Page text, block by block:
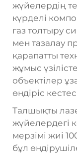
жүйелердің
күрделі
газ толтыру
мен тазалау
қарапатты
жұмыс
объектілер
өндіріс
Талшықты
жүйелердегі
мерзімі жиі
бұл